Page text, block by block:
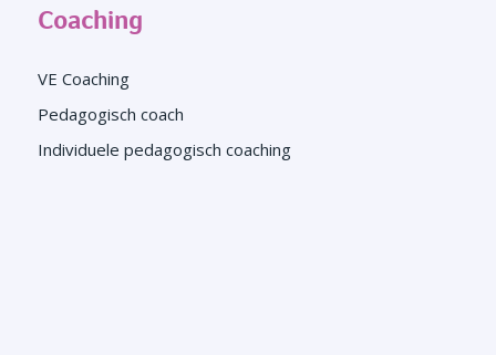
Coaching
VE Coaching
Pedagogisch coach
Individuele pedagogisch coaching